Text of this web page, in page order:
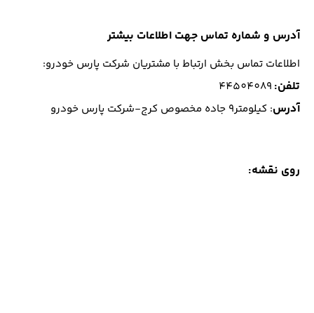
آدرس و شماره تماس جهت اطلاعات بیشتر
اطلاعات تماس بخش ارتباط با مشتریان شرکت پارس خودرو:
تلفن:
44504089
آدرس: کیلومتر9 جاده مخصوص کرج-شرکت پارس خودرو
روی نقشه: